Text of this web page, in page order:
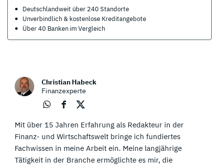
Deutschlandweit über 240 Standorte
Unverbindlich & kostenlose Kreditangebote
Über 40 Banken im Vergleich
Christian Habeck
Finanzexperte
Wha
tsap
teile
n
Face
boo
k
teile
n
Twit
ter
teile
n
Mit über 15 Jahren Erfahrung als Redakteur in der
Finanz- und Wirtschaftswelt bringe ich fundiertes
Fachwissen in meine Arbeit ein. Meine langjährige
Tätigkeit in der Branche ermöglichte es mir, die